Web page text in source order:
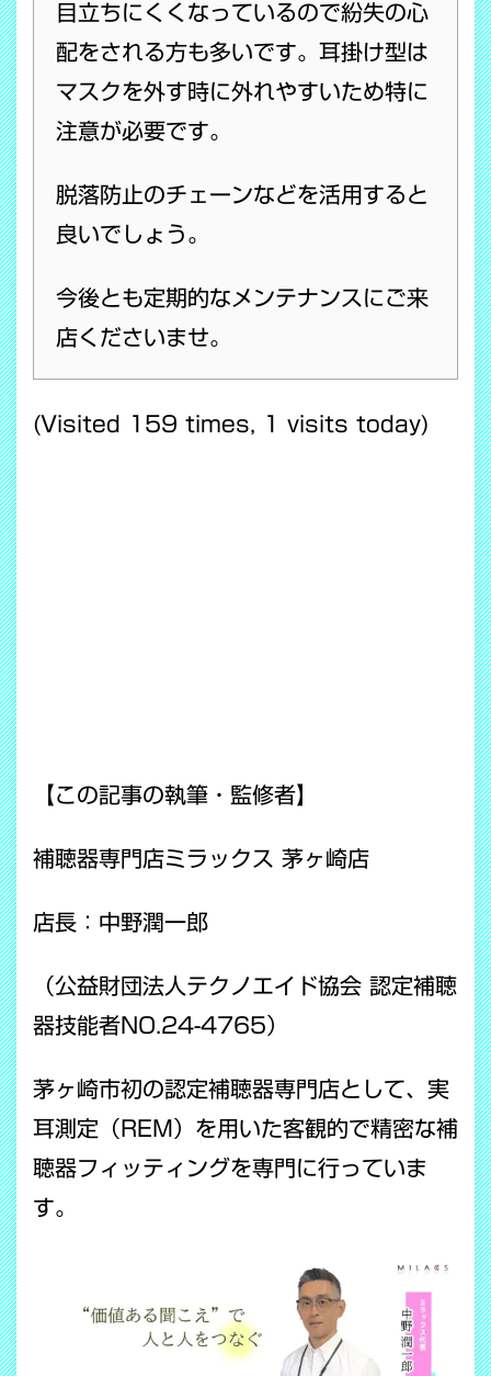
目立ちにくくなっているので紛失の心
配をされる方も多いです。耳掛け型は
マスクを外す時に外れやすいため特に
注意が必要です。
脱落防止のチェーンなどを活用すると
良いでしょう。
今後とも定期的なメンテナンスにご来
店くださいませ。
(Visited 159 times, 1 visits today)
【この記事の執筆・監修者】
補聴器専門店ミラックス 茅ヶ崎店
店長：中野潤一郎
（公益財団法人テクノエイド協会 認定補聴
器技能者NO.24-4765）
茅ヶ崎市初の認定補聴器専門店として、実
耳測定（REM）を用いた客観的で精密な補
聴器フィッティングを専門に行っていま
す。